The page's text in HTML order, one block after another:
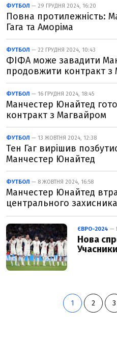
ФУТБОЛ — 29 ГРУДНЯ 2024, 16:20
Повна протилежність:
Гага та Аморіма
ФУТБОЛ — 22 ГРУДНЯ 2024, 10:43
ФІФА може завадити
продовжити контракт з
ФУТБОЛ — 16 ГРУДНЯ 2024, 18:45
Манчестер Юнайтед
контракт з Магвайром
ФУТБОЛ — 13 ЖОВТНЯ 2024, 12:38
Тен Гаг вирішив
Манчестер Юнайтед
ФУТБОЛ — 8 ЖОВТНЯ 2024, 16:58
Манчестер Юнайтед
центрального захисника
ЄВРО-2024 —
Нова
1 2 3